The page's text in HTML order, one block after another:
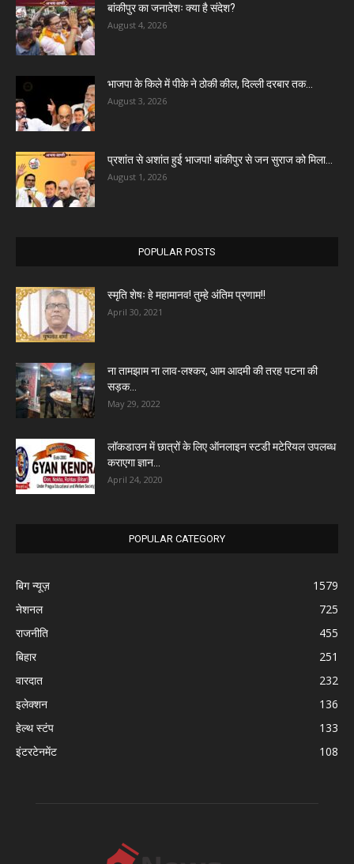
बांकीपुर का जनादेशः क्या है संदेश?
August 4, 2026
भाजपा के किले में पीके ने ठोकी कील, दिल्ली दरबार तक...
August 3, 2026
प्रशांत से अशांत हुई भाजपा! बांकीपुर से जन सुराज को मिला...
August 1, 2026
POPULAR POSTS
स्मृति शेषः हे महामानव! तुम्हे अंतिम प्रणाम!!
April 30, 2021
ना तामझाम ना लाव-लश्कर, आम आदमी की तरह पटना की
सड़क...
May 29, 2022
लॉकडाउन में छात्रों के लिए ऑनलाइन स्टडी मटेरियल उपलब्ध
कराएगा ज्ञान...
April 24, 2020
POPULAR CATEGORY
बिग न्यूज़
1579
नेशनल
725
राजनीति
455
बिहार
251
वारदात
232
इलेक्शन
136
हेल्थ स्टंप
133
इंटरटेनमेंट
108